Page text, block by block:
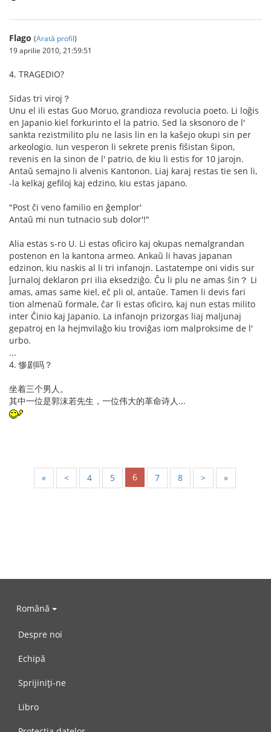
Flago (Arată profil)
19 aprilie 2010, 21:59:51
4. TRAGEDIO?
Sidas tri viroj？
Unu el ili estas Guo Moruo, grandioza revolucia poeto. Li loĝis
en Japanio kiel forkurinto el la patrio. Sed la sksonoro de l'
sankta rezistmilito plu ne lasis lin en la kaŝejo okupi sin per
arkeologio. Iun vesperon li sekrete prenis fiŝistan ŝipon,
revenis en la sinon de l' patrio, de kiu li estis for 10 jarojn.
Antaŭ semajno li alvenis Kantonon. Liaj karaj restas tie sen li,
-la kelkaj gefiloj kaj edzino, kiu estas japano.
"Post ĉi veno familio en ĝemplor'
Antaŭ mi nun tutnacio sub dolor'!"
Alia estas s-ro U. Li estas oficiro kaj okupas nemalgrandan
postenon en la kantona armeo. Ankaŭ li havas japanan
edzinon, kiu naskis al li tri infanojn. Lastatempe oni vidis sur
ĵurnaloj deklaron pri ilia eksedziĝo. Ĉu li plu ne amas ŝin？ Li
amas, amas same kiel, eĉ pli ol, antaŭe. Tamen li devis fari
tion almenaŭ formale, ĉar li estas oficiro, kaj nun estas milito
inter Ĉinio kaj Japanio. La infanojn prizorgas liaj maljunaj
gepatroj en la hejmvilaĝo kiu troviĝas iom malproksime de l'
urbo.
...
4. 惨剧吗？
坐着三个男人。
其中一位是郭沫若先生，一位伟大的革命诗人...
« < 4 5 6 7 8 > »
Română
Despre noi
Echipă
Sprijiniți-ne
Libro